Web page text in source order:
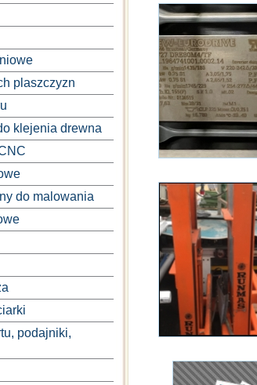
plaszczyzn
klejenia drewna
do malowania
podajniki,